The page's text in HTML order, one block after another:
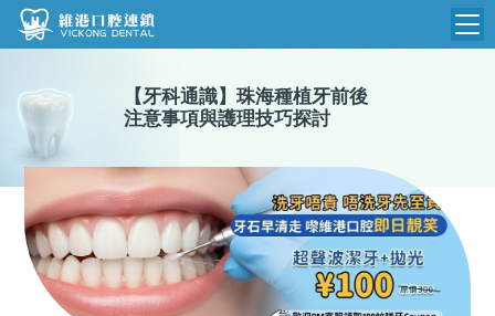
維港首頁
品牌介紹
環境設備
醫院新聞
收費標準
N
收費總表
植牙收費
醫生團隊
【 牙科通識】 珠海種植牙前後
注意事項與護理技巧探討